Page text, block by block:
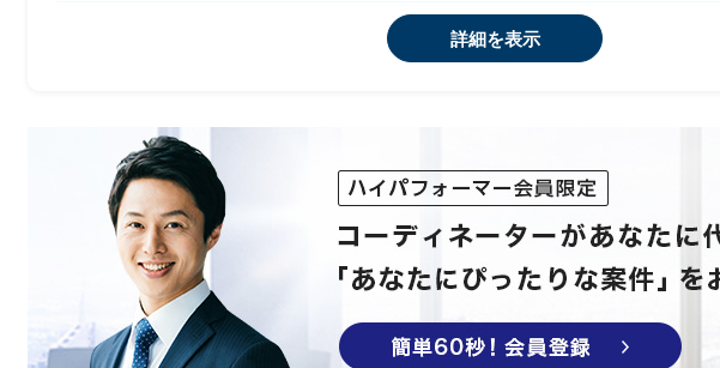
クチャ、リスク分析/管理、システム要件定義、実装および他の
・職務記述とコンピテンシーマネジメントシステムのガバナンス
詳細を表示